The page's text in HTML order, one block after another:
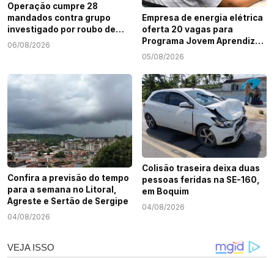
Operação cumpre 28
mandados contra grupo
investigado por roubo de
cargas e tráfico de drogas
06/08/2026
Empresa de energia elétrica
oferta 20 vagas para
Programa Jovem Aprendiz
em Sergipe
05/08/2026
Confira a previsão do tempo
para a semana no Litoral,
Agreste e Sertão de Sergipe
04/08/2026
Colisão traseira deixa duas
pessoas feridas na SE-160,
em Boquim
04/08/2026